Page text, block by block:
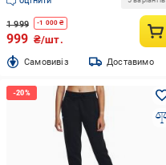
1 999 -1 000 ₴
999 ₴/шт.
Cамовивіз Доставимо